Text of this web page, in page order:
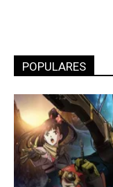
POPULARES